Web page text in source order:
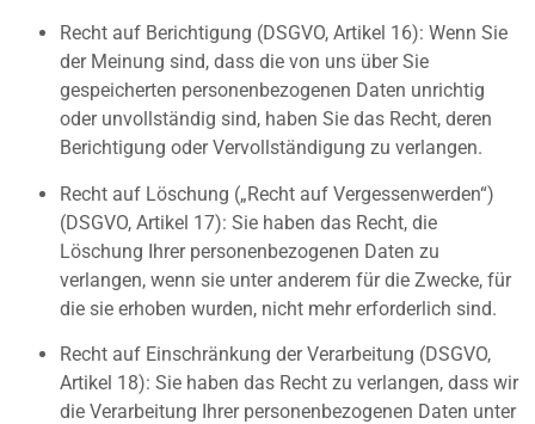
Recht auf Berichtigung (DSGVO, Artikel 16): Wenn Sie
der Meinung sind, dass die von uns über Sie
gespeicherten personenbezogenen Daten unrichtig
oder unvollständig sind, haben Sie das Recht, deren
Berichtigung oder Vervollständigung zu verlangen.
Recht auf Löschung („Recht auf Vergessenwerden“)
(DSGVO, Artikel 17): Sie haben das Recht, die
Löschung Ihrer personenbezogenen Daten zu
verlangen, wenn sie unter anderem für die Zwecke, für
die sie erhoben wurden, nicht mehr erforderlich sind.
Recht auf Einschränkung der Verarbeitung (DSGVO,
Artikel 18): Sie haben das Recht zu verlangen, dass wir
die Verarbeitung Ihrer personenbezogenen Daten unter